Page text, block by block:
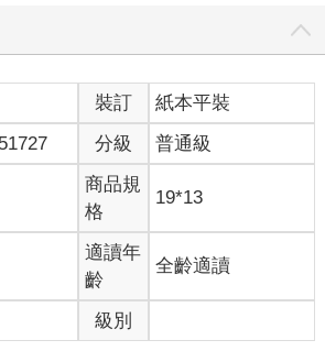
裝訂
紙本平裝
分級 普通級
商品規
格
19*13
適讀年
齡
全齡適讀
級別